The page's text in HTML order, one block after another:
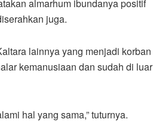
almarhum ibundanya positif
juga.
lainnya yang menjadi korban
kemanusiaan dan sudah di luar
hal yang sama,” tuturnya.